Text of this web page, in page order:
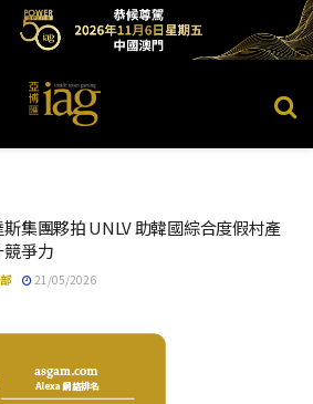
斯集團夥拍 UNLV 助韓國綜合度假村產
競爭力
21/05/2026